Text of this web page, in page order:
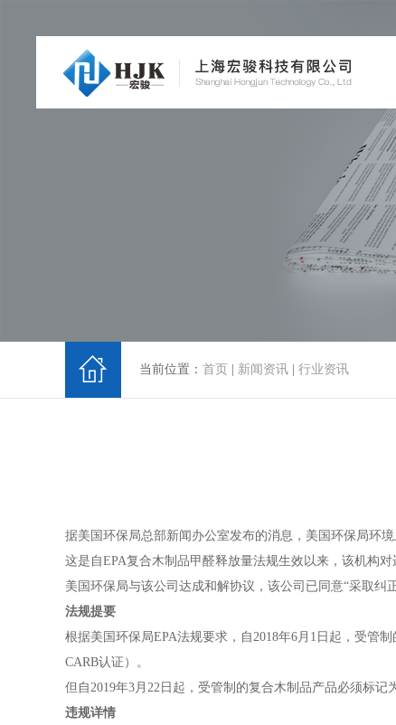
当前位置： 首页 新闻资讯 行业资讯
据美国环保局总部新闻办公室发布的消息，美国环保局环
这是自EPA复合木制品甲醛释放量法规生效以来，该机构对
美国环保局与该公司达成和解协议，该公司已同意“采取纠
法规提要
根据美国环保局EPA法规要求，自2018年6月1日起，受管
CARB认证）。
但自2019年3月22日起，受管制的复合木制品产品必须标记
违规详情